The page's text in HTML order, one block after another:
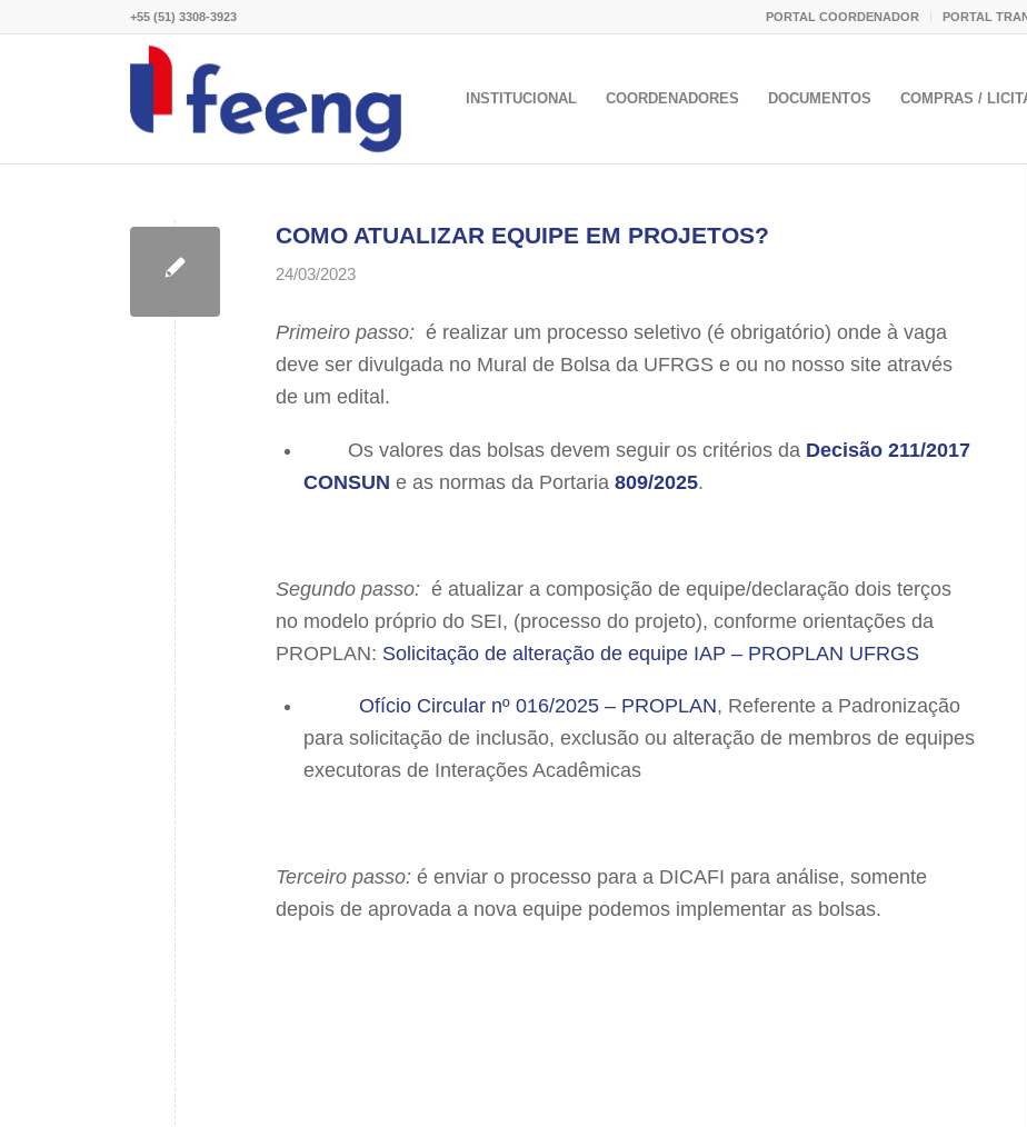
PORTAL COORDENADOR PORTAL
+55 (51) 3308-3923
INSTITUCIONAL COORDENADORES DOCUMENTOS COMPRAS /
COMO ATUALIZAR EQUIPE EM PROJETOS?
24/03/2023
Primeiro passo: é realizar um processo seletivo (é obrigatório) onde à vaga
deve ser divulgada no Mural de Bolsa da UFRGS e ou no nosso site através
de um edital.
Os valores das bolsas devem seguir os critérios da Decisão 211/2017
CONSUN e as normas da Portaria809/2025.
Segundo passo: é atualizar a composição de equipe/declaração dois terços
no modelo próprio do SEI, (processo do projeto), conforme orientações da
PROPLAN: Solicitação de alteração de equipe IAP – PROPLAN UFRGS
Ofício Circular nº 016/2025 – PROPLAN, Referente a Padronização
para solicitação de inclusão, exclusão ou alteração de membros de equipes
executoras de Interações Acadêmicas
Terceiro passo: é enviar o processo para a DICAFI para análise, somente
depois de aprovada a nova equipe podemos implementar as bolsas.